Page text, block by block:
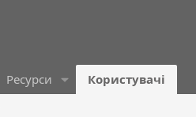
Ресурси Користувачі